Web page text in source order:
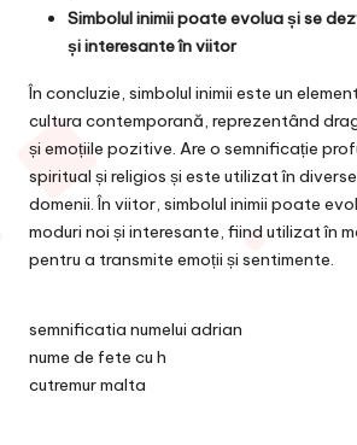
Simbolul inimii poate evolua și se
și interesante în viitor
În concluzie, simbolul inimii este un
cultura contemporană, reprezentând
și emoțiile pozitive. Are o semnificație
spiritual și religios și este utilizat în
domenii. În viitor, simbolul inimii poate
moduri noi și interesante, fiind utilizat în
pentru a transmite emoții și sentimente.
semnificatia numelui adrian
nume de fete cu h
cutremur malta